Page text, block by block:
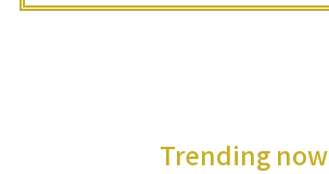
Trending now